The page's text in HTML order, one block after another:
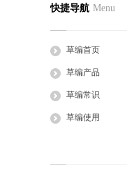
磨草苫 大棚
2016-07-25
山东稻夫种植专
宁，济宁是孔孟文
快捷导航 Menu
草编首页
草编产品
草编常识
草编使用